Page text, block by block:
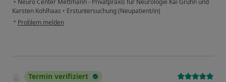
• Neuro Center Mettmann - Privatpraxis für Neurologie Kai Gruhn und
Karsten Kohlhaas • Erstuntersuchung (Neupatient/in)
• Problem melden
Termin verifiziert